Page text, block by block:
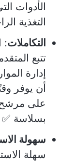
الأدوات
التغذية
التكاملات:
إدارة
أن يوفر
على مرشح
بسلاسة ✅
سهولة
سهلة